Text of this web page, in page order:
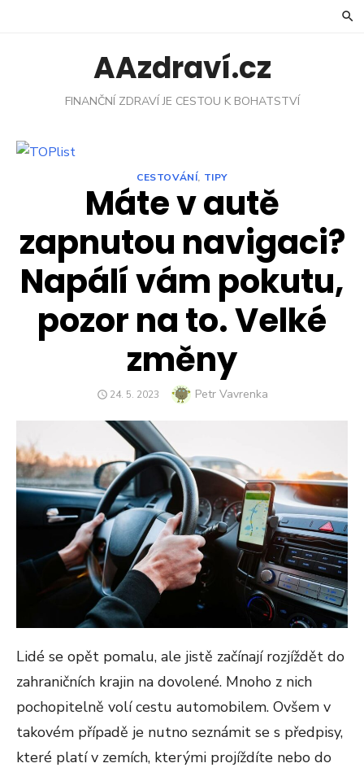
AAzdraví.cz
FINANČNÍ ZDRAVÍ JE CESTOU K BOHATSTVÍ
CESTOVÁNÍ, TIPY
Máte v autě
zapnutou navigaci?
Napálí vám pokutu,
pozor na to. Velké
změny
POSTED
24. 5. 2023 Author
Petr Vavrenka
Lidé se opět pomalu, ale jistě začínají rozjíždět do
zahraničních krajin na dovolené. Mnoho z nich
pochopitelně volí cestu automobilem. Ovšem v
takovém případě je nutno seznámit se s předpisy,
které platí v zemích, kterými projíždíte nebo do